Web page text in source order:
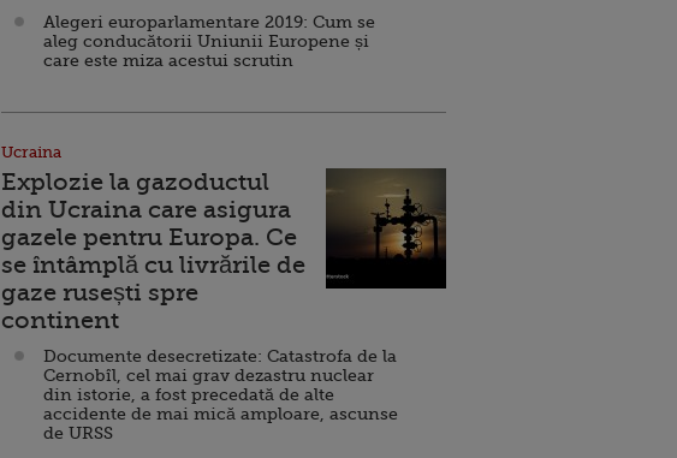
Alegeri europarlamentare 2019: Cum se
aleg conducătorii Uniunii Europene și
care este miza acestui scrutin
Ucraina
Explozie la gazoductul
din Ucraina care asigura
gazele pentru Europa. Ce
se întâmplă cu livrările de
gaze rusești spre
continent
Documente desecretizate: Catastrofa de la
Cernobîl, cel mai grav dezastru nuclear
din istorie, a fost precedată de alte
accidente de mai mică amploare, ascunse
de URSS